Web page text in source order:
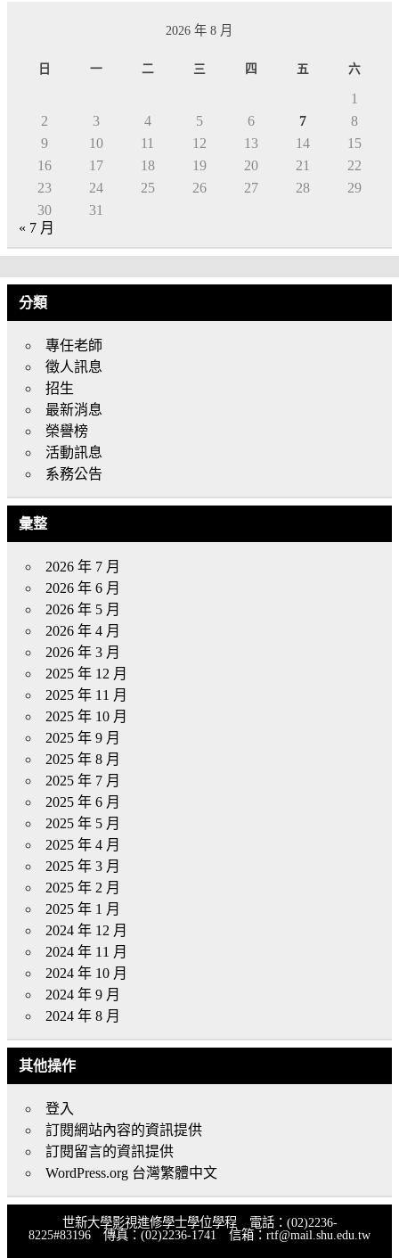
2026 年 8 月
日 一 二 三 四 五 六
1
2
3 4 5 6 7
8
9
10 11 12 13 14
15
16
17 18 19 20 21
22
23
24 25 26 27 28
29
30
31
« 7 月
分類
專任老師
徵人訊息
招生
最新消息
榮譽榜
活動訊息
系務公告
彙整
2026 年 7 月
2026 年 6 月
2026 年 5 月
2026 年 4 月
2026 年 3 月
2025 年 12 月
2025 年 11 月
2025 年 10 月
2025 年 9 月
2025 年 8 月
2025 年 7 月
2025 年 6 月
2025 年 5 月
2025 年 4 月
2025 年 3 月
2025 年 2 月
2025 年 1 月
2024 年 12 月
2024 年 11 月
2024 年 10 月
2024 年 9 月
2024 年 8 月
其他操作
登入
訂閱網站內容的資訊提供
訂閱留言的資訊提供
WordPress.org 台灣繁體中文
世新大學影視進修學士學位學程 電話：(02)2236-
8225#83196 傳真：(02)2236-1741 信箱：rtf@mail.shu.edu.tw